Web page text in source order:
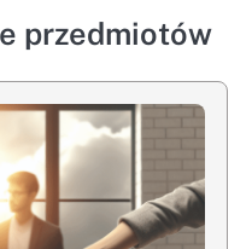
przedmiotów